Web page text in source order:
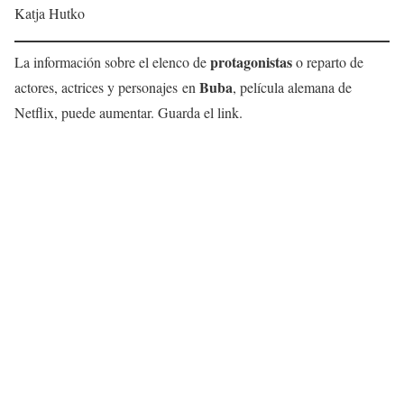
Katja Hutko
La información sobre el elenco deprotagonistaso reparto de
actores, actrices y personajes enBuba, película alemana de
Netflix, puede aumentar. Guarda el link.